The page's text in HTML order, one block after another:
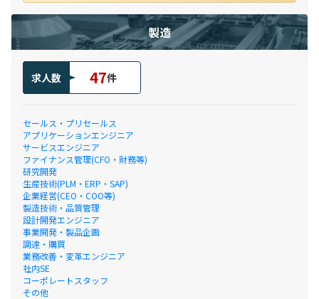
製造
求人数 47件
セールス・プリセールス
アプリケーションエンジニア
サービスエンジニア
ファイナンス管理(CFO・財務等)
研究開発
生産技術(PLM・ERP・SAP)
企業経営(CEO・COO等)
製造技術・品質管理
設計開発エンジニア
事業開発・製品企画
調達・購買
業務改善・変革エンジニア
社内SE
コーポレートスタッフ
その他